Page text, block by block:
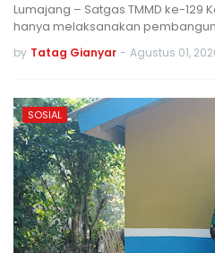
Lumajang – Satgas TMMD ke-129
hanya melaksanakan
by Tatag Gianyar - Agustus 01,
SOSIAL